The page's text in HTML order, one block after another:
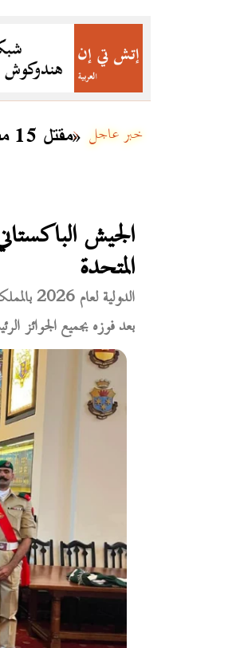
مقتل 15 مسلحاً في عمليات أمنية بعدة مناطق في بلوشستان ضمن «رد الفتنة 3» خبر عاجل
الجيش
المتحدة
بعد فوزه بجميع الجوائز